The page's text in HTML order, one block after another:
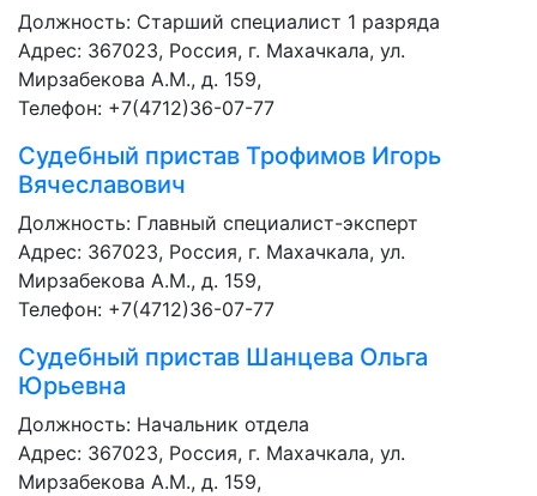
Должность: Старший специалист 1 разряда
Адрес: 367023, Россия, г. Махачкала, ул.
Мирзабекова А.М., д. 159,
Телефон: +7(4712)36-07-77
Судебный пристав Трофимов Игорь
Вячеславович
Должность: Главный специалист-эксперт
Адрес: 367023, Россия, г. Махачкала, ул.
Мирзабекова А.М., д. 159,
Телефон: +7(4712)36-07-77
Судебный пристав Шанцева Ольга
Юрьевна
Должность: Начальник отдела
Адрес: 367023, Россия, г. Махачкала, ул.
Мирзабекова А.М., д. 159,